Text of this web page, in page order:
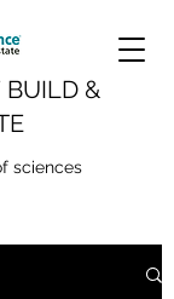
BUILD &
sciences